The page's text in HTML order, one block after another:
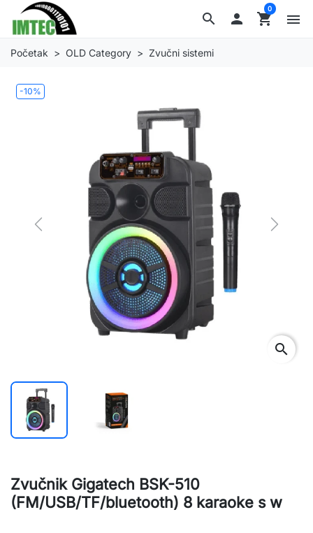
search  shopping_cart
0
menu
Početak OLD Category Zvučni sistemi
-10%
Previous Next
search
Zvučnik Gigatech BSK-510
(FM/USB/TF/bluetooth) 8 karaoke s w